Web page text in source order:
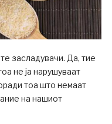
засладувачи. Да, тие
не ја нарушуваат
тоа што немаат
на нашиот